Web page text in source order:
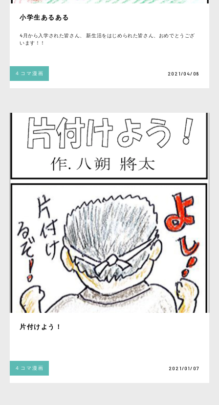
小学生あるある
4月から入学された皆さん、 新生活をはじめられた皆さん、おめでとうござ
います！！
４コマ漫画 2021/04/08
片付けよう！
４コマ漫画 2021/01/07